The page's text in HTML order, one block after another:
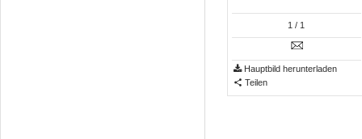
1 / 1
Hauptbild herunterladen
Teilen